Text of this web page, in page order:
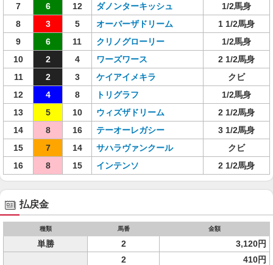
7
6 12 ダノンターキッシュ
1/2馬身
8
3 5 オーバーザドリーム
1 1/2馬身
9
6 11 クリノグローリー
1/2馬身
10
2 4 ワーズワース
2 1/2馬身
11
2 3 ケイアイメキラ
クビ
12
4 8 トリグラフ
1/2馬身
13
5 10 ウィズザドリーム
2 1/2馬身
14
8 16 テーオーレガシー
3 1/2馬身
15
7 14 サハラヴァンクール
クビ
16
8 15 インテンソ 2 1/2馬身
払戻金
種類 馬番 金額
単勝 2 3,120円
2
410円